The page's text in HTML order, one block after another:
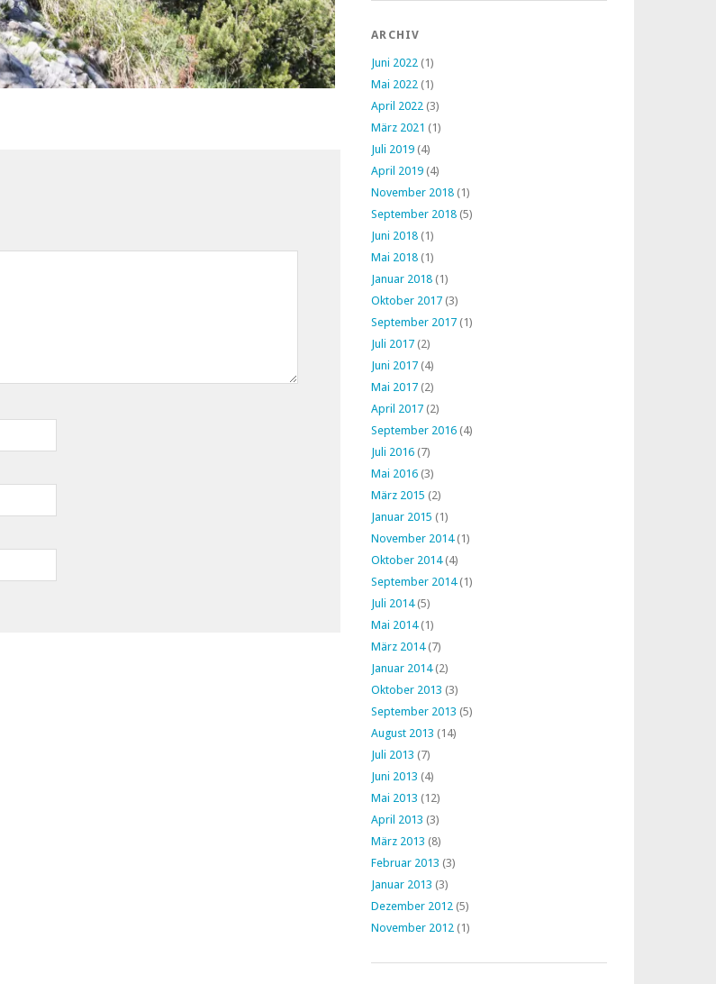
ARCHIV
Juni 2022 (1)
Mai 2022 (1)
April 2022 (3)
März 2021 (1)
Juli 2019 (4)
April 2019 (4)
November 2018 (1)
September 2018 (5)
Juni 2018 (1)
Mai 2018 (1)
Januar 2018 (1)
Oktober 2017 (3)
September 2017 (1)
Juli 2017 (2)
Juni 2017 (4)
Mai 2017 (2)
April 2017 (2)
September 2016 (4)
Juli 2016 (7)
Mai 2016 (3)
März 2015 (2)
Januar 2015 (1)
November 2014(1)
Oktober 2014(4)
September 2014(1)
Juli 2014(5)
Mai 2014(1)
März 2014(7)
Januar 2014(2)
Oktober 2013 (3)
September 2013 (5)
August 2013 (14)
Juli 2013 (7)
Juni 2013 (4)
Mai 2013 (12)
April 2013 (3)
März 2013 (8)
Februar 2013 (3)
Januar 2013 (3)
Dezember 2012 (5)
November 2012 (1)